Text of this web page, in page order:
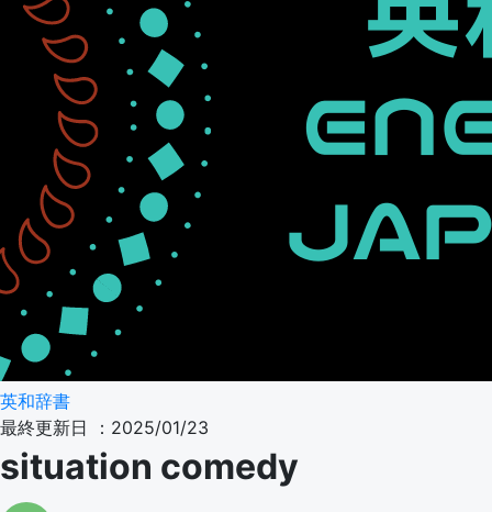
英和辞書
最終更新日 ：2025/01/23
situation comedy